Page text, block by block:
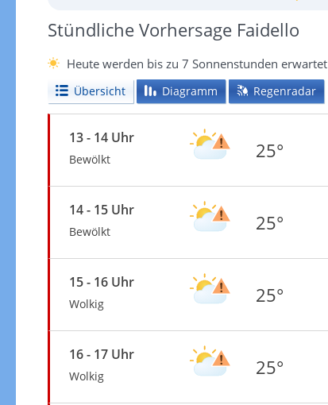
Stündliche Vorhersage Faidello
Heute werden bis zu 7 Sonnenstunden erwartet
Übersicht Diagramm Regenradar
13 - 14 Uhr
Bewölkt 25°
14 - 15 Uhr
Bewölkt 25°
15 - 16 Uhr
Wolkig 25°
16 - 17 Uhr
Wolkig 25°